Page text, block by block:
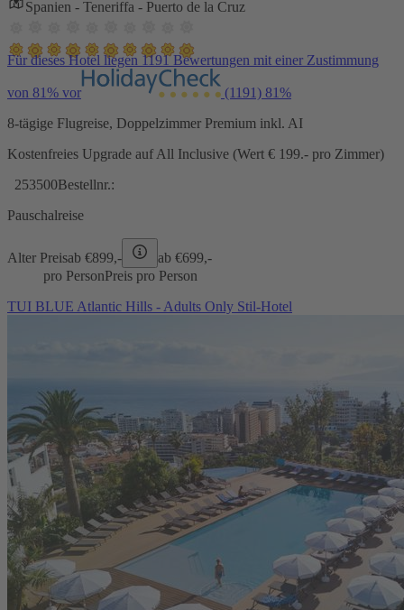
Spanien - Teneriffa - Puerto de la Cruz
Für dieses Hotel liegen 1191 Bewertungen mit einer Zustimmung
von 81% vor (1191) 81%
8-tägige Flugreise, Doppelzimmer Premium inkl. AI
Kostenfreies Upgrade auf All Inclusive (Wert € 199.- pro Zimmer)
253500Bestellnr.:
Pauschalreise
Alter Preisab €899,- ab €699,-
pro PersonPreis pro Person
TUI BLUE Atlantic Hills - Adults Only Stil-Hotel